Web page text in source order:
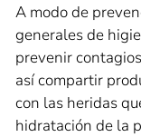
A modo de
generales de
prevenir
así compartir
con las heridas
hidratación de la